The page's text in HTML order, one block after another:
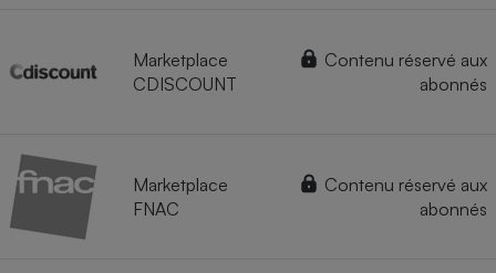
Marketplace
CDISCOUNT
Contenu réservé aux
abonnés
Marketplace
FNAC
Contenu réservé aux
abonnés